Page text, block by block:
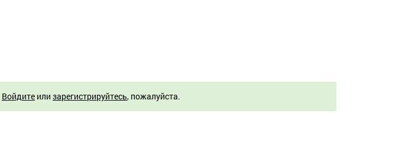
Войдите или зарегистрируйтесь, пожалуйста.